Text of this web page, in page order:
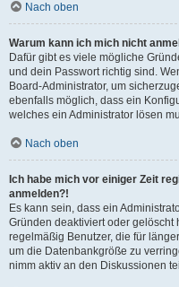
Nach oben
Warum kann ich mich nicht
Dafür gibt es viele mögliche
und dein Passwort richtig sind.
Board-Administrator, um
ebenfalls möglich, dass ein
welches ein Administrator lösen
Nach oben
Ich habe mich vor einiger Zeit
anmelden?!
Es kann sein, dass ein
Gründen deaktiviert oder gelöscht
regelmäßig Benutzer, die für
um die Datenbankgröße zu
nimm aktiv an den Diskussionen